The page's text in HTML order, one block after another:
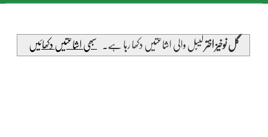
گل نوخیز اخترلیبل والی اشاعتیں دکھا رہا ہے۔ سبھی اشاعتیں دکھائیں